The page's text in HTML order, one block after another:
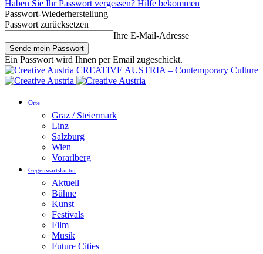
Haben Sie Ihr Passwort vergessen? Hilfe bekommen
Passwort-Wiederherstellung
Passwort zurücksetzen
Ihre E-Mail-Adresse
Ein Passwort wird Ihnen per Email zugeschickt.
CREATIVE AUSTRIA – Contemporary Culture
Orte
Graz / Steiermark
Linz
Salzburg
Wien
Vorarlberg
Gegenwartskultur
Aktuell
Bühne
Kunst
Festivals
Film
Musik
Future Cities